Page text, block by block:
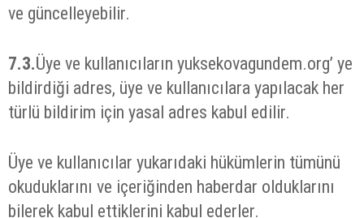
ve güncelleyebilir.
7.3.Üye ve kullanıcıların yuksekovagundem.org’ ye
bildirdiği adres, üye ve kullanıcılara yapılacak her
türlü bildirim için yasal adres kabul edilir.
Üye ve kullanıcılar yukarıdaki hükümlerin tümünü
okuduklarını ve içeriğinden haberdar olduklarını
bilerek kabul ettiklerini kabul ederler.